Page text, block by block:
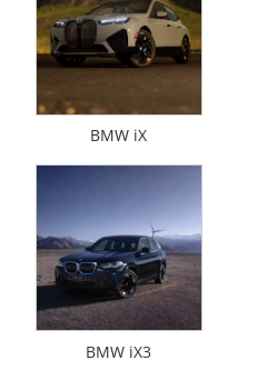
BMW iX
BMW iX3